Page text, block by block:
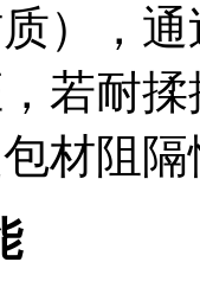
），
若耐
材阻